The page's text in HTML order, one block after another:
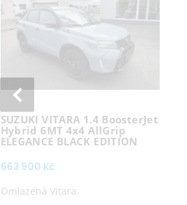
SUZUKI VITARA 1.4 BoosterJet
Hybrid 6MT 4x4 AllGrip
ELEGANCE BLACK EDITION
663 900 Kč
Omlazená Vitara.